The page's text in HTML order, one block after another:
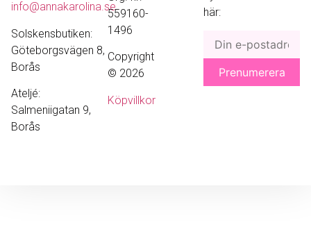
info@annakarolina.se
Solskensbutiken:
Göteborgsvägen 8,
Borås
Ateljé:
Salmeniigatan 9,
Borås
559160-
1496
Copyright
© 2026
Köpvillkor
här: